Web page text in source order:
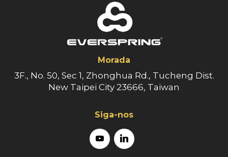
Morada
3F., No. 50, Sec 1, Zhonghua Rd., Tucheng Dist.
New Taipei City 23666, Taiwan
Siga-nos